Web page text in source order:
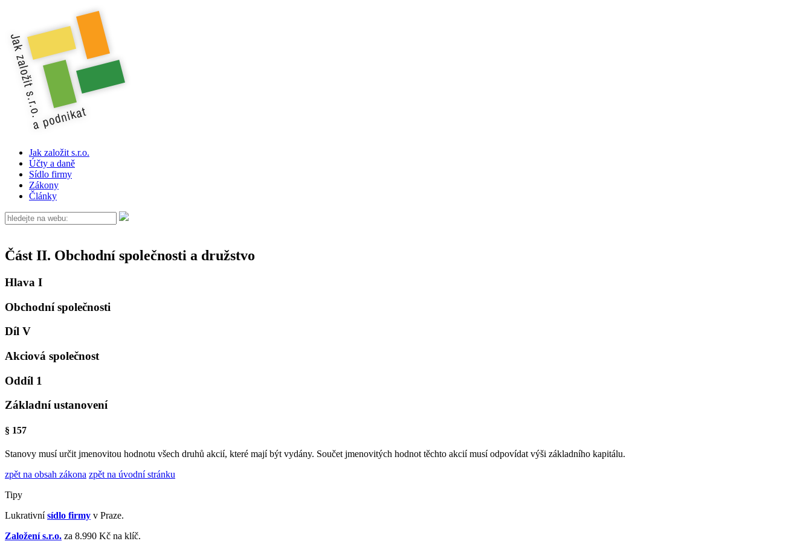
Jak založit s.r.o.
Účty a daně
Sídlo firmy
Zákony
Články
Část II. Obchodní společnosti a družstvo
Hlava I
Obchodní společnosti
Díl V
Akciová společnost
Oddíl 1
Základní ustanovení
§ 157
Stanovy musí určit jmenovitou hodnotu všech druhů akcií, které mají být vydány. Součet jmenovitých hodnot těchto akcií musí odpovídat výši základního kapitálu.
zpět na obsah zákona zpět na úvodní stránku
Tipy
Lukrativnísídlo firmy v Praze.
Založení s.r.o. za 8.990 Kč na klíč.